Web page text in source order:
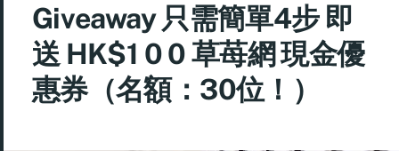
Giveaway 只需簡單4步 即
送 HK$1 0 0 草苺網 現金優
惠券（名額：30位！）